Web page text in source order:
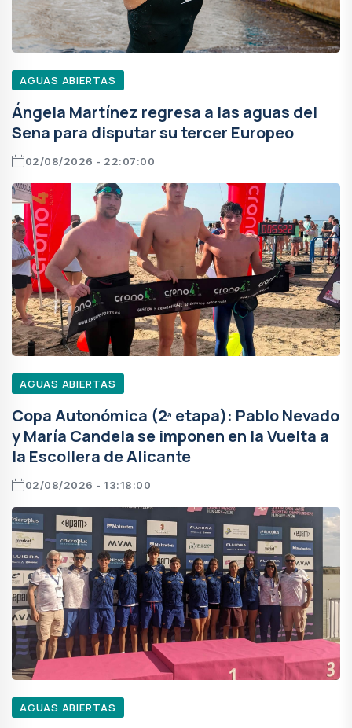
AGUAS ABIERTAS
Ángela Martínez regresa a las aguas del
Sena para disputar su tercer Europeo
02/08/2026 - 22:07:00
AGUAS ABIERTAS
Copa Autonómica (2ª etapa): Pablo Nevado
y María Candela se imponen en la Vuelta a
la Escollera de Alicante
02/08/2026 - 13:18:00
AGUAS ABIERTAS